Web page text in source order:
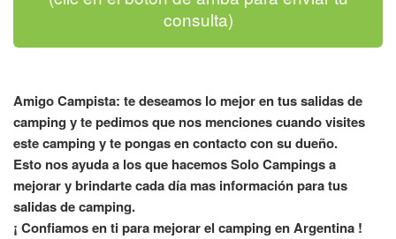
consulta)
Amigo Campista: te deseamos lo mejor en tus salidas de
camping y te pedimos que nos menciones cuando visites
este camping y te pongas en contacto con su dueño.
Esto nos ayuda a los que hacemos Solo Campings a
mejorar y brindarte cada día mas información para tus
salidas de camping.
¡ Confiamos en ti para mejorar el camping en Argentina !